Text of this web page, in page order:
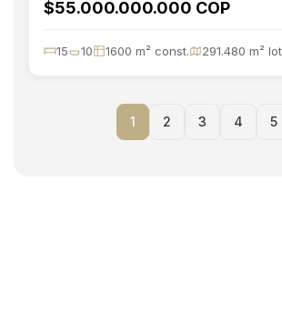
$55.000.000.000 COP
15 10 1600 m² const. 291.480 m²
1 2 3 4 5